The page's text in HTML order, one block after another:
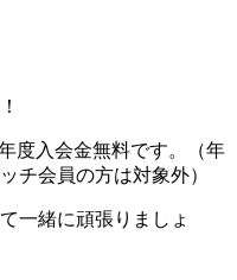
度入会金無料です。（年
チ会員の方は対象外）
一緒に頑張りましょ